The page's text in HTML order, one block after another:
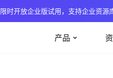
限时开放企业版试用，支持企业资
产品